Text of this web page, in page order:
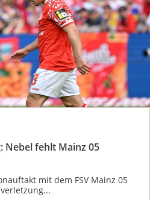
fehlt Mainz 05
mit dem FSV Mainz 05